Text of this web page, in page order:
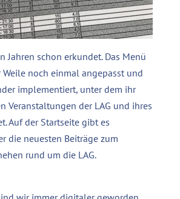
Jahren schon erkundet. Das Menü
noch einmal angepasst und
implementiert, unter dem ihr
Veranstaltungen der LAG und ihres
Auf der Startseite gibt es
die neuesten Beiträge zum
rund um die LAG.